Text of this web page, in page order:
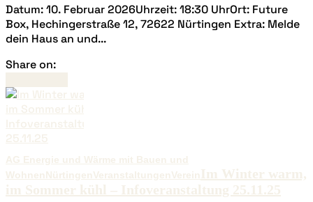
Datum: 10. Februar 2026Uhrzeit: 18:30 UhrOrt: Future
Box, Hechingerstraße 12, 72622 Nürtingen Extra: Melde
dein Haus an und...
Share on:
AG Energie und Wärme mit Bauen und
WohnenNürtingenVeranstaltungenVerein Im Winter warm,
im Sommer kühl – Infoveranstaltung 25.11.25